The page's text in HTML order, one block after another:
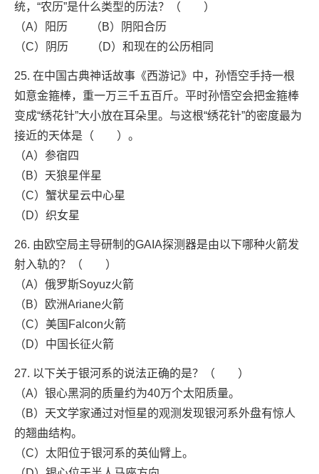
统，“农历”是什么类型的历法？（ ）
（A）阳历 （B）阴阳合历
（C）阴历 （D）和现在的公历相同
25. 在中国古典神话故事《西游记》中，孙悟空手持一根
如意金箍棒，重一万三千五百斤。平时孙悟空会把金箍棒
变成“绣花针”大小放在耳朵里。与这根“绣花针”的密度最为
接近的天体是（ ）。
（A）参宿四
（B）天狼星伴星
（C）蟹状星云中心星
（D）织女星
26. 由欧空局主导研制的GAIA探测器是由以下哪种火箭发
射入轨的？（ ）
（A）俄罗斯Soyuz火箭
（B）欧洲Ariane火箭
（C）美国Falcon火箭
（D）中国长征火箭
27. 以下关于银河系的说法正确的是？（ ）
（A）银心黑洞的质量约为40万个太阳质量。
（B）天文学家通过对恒星的观测发现银河系外盘有惊人
的翘曲结构。
（C）太阳位于银河系的英仙臂上。